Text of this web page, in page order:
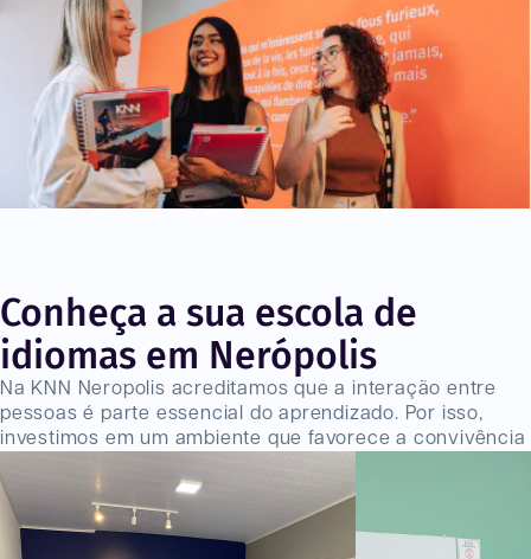
Conheça a sua escola de
idiomas em Nerópolis
Na KNN Neropolis acreditamos que a interação entre
pessoas é parte essencial do aprendizado. Por isso,
investimos em um ambiente que favorece a convivência